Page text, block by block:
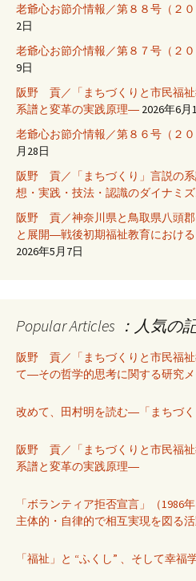
老爺心お節介情報／第８８号（２０
2日
老爺心お節介情報／第８７号（２０
9日
阪野 貢／「まちづくりと市民福
系譜と変革の実践原理― 2026年6月
老爺心お節介情報／第８６号（２０
月28日
阪野 貢／「まちづくり」言説の
想・実践・技法・認識のダイナミ
阪野 貢／神奈川県と鳥取県八頭
と展開―戦後初期福祉教育におけ
2026年5月7日
Popular Articles ：人気の
阪野 貢／「まちづくりと市民福
て―その哲学的思考に関する研究
改めて、田村明を読む―「まちづ
阪野 貢／「まちづくりと市民福
系譜と変革の実践原理―
「ボランティア拒否宣言」（1986
主体的・自律的で相互実現を図る
「福祉」と “ふくし” 、そして幸福